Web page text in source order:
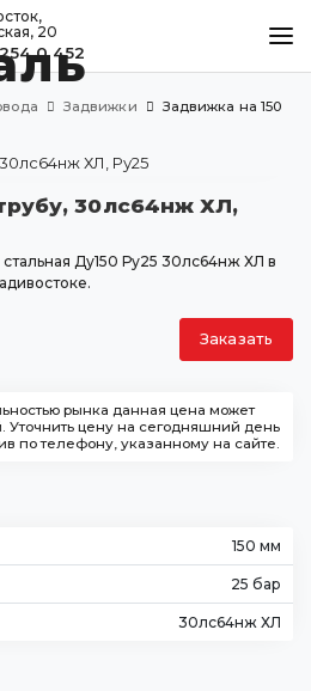
20
0 452
Задвижки
Задвижка на 150
30лс64нж ХЛ,
Ду150 Ру25 30лс64нж ХЛ в
Заказать
рынка данная цена может
Уточнить цену на сегодняшний день
по телефону, указанному на сайте.
150 мм
25 бар
30лс64нж ХЛ